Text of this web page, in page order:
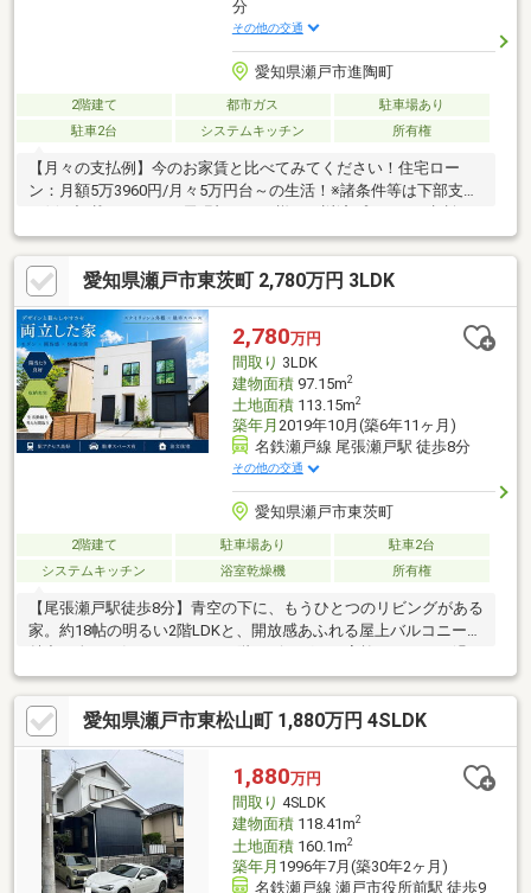
分
その他の交通
愛知県瀬戸市進陶町
2階建て 都市ガス
駐車場あり
駐車2台
システムキッチン 所有権
【月々の支払例】今のお家賃と比べてみてください！住宅ロー
ン：月額5万3960円/月々5万円台～の生活！※諸条件等は下部支払
能です！＼スタッフおすすめポイント／◎日当たりが心地よく毎
日気持ちよく生活◎交通量少ない緑豊かな住宅街◎総合病院も近
くにあるので、いざという時に安心ですね！◎小学校まで徒歩約
10分なので安心ですね！
愛知県瀬戸市東茨町 2,780万円 3LDK
2,780万円
間取り 3LDK
建物面積97.15m2
土地面積113.15m2
築年月 2019年10月(築6年11ヶ月)
名鉄瀬戸線 尾張瀬戸駅 徒歩8分
その他の交通
愛知県瀬戸市東茨町
2階建て 駐車場あり
駐車2台
システムキッチン
浴室乾燥機 所有権
【尾張瀬戸駅徒歩8分】青空の下に、もうひとつのリビングがある
家。約18帖の明るい2階LDKと、開放感あふれる屋上バルコニーが
せる心地よい空間です。対面式キッチンからリビング全体を見渡
せるため、お料理をしながら家族との会話も楽しめます。屋上バ
ルコニーでは、家族でBBQをしたり、お子様の水遊びを楽しんだ
り、テーブルを置いて青空の下で食事をしたり。一般的な戸建て
とはひと味違う、休日の楽しみが広がります。駐車スペースは2台
分を確保。駅に近い便利さと、屋上のある特別な暮らし。その両
方を叶えたい方に、ぜひ一度ご覧いただきたい一邸です。
愛知県瀬戸市東松山町 1,880万円 4SLDK
1,880万円
間取り 4SLDK
建物面積118.41m2
土地面積160.1m2
築年月 1996年7月(築30年2ヶ月)
名鉄瀬戸線 瀬戸市役所前駅 徒歩9